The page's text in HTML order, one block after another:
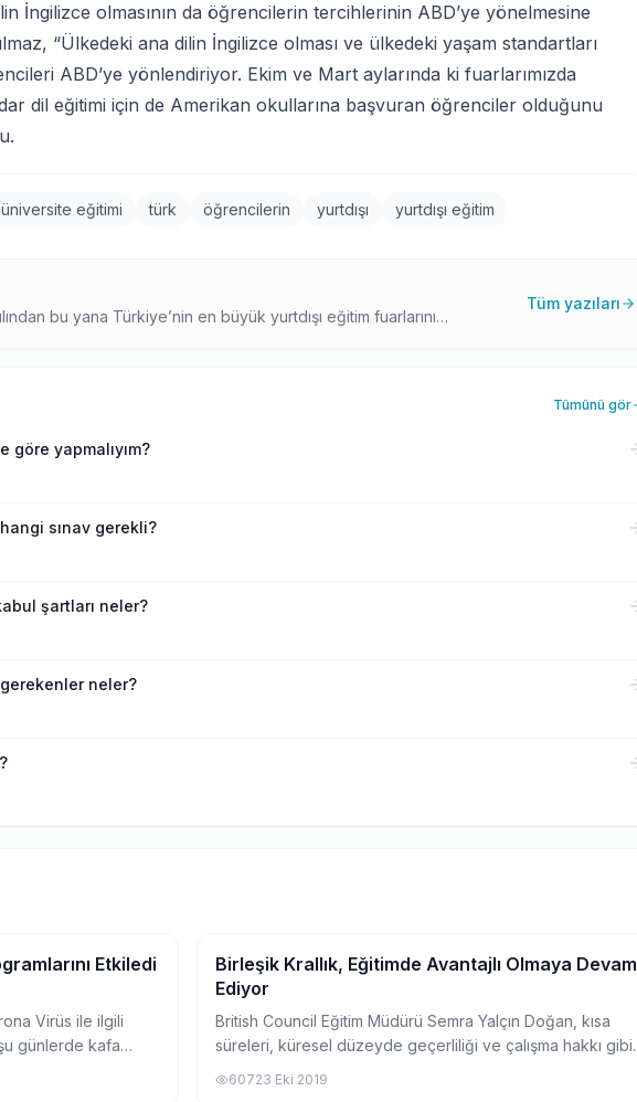
İngilizce olmasının da öğrencilerin tercihlerinin ABD’ye yönelmesine
“Ülkedeki ana dilin İngilizce olması ve ülkedeki yaşam standartları
ABD’ye yönlendiriyor. Ekim ve Mart aylarında ki fuarlarımızda
dil eğitimi için de Amerikan okullarına başvuran öğrenciler olduğunu
üniversite eğitimi türk öğrencilerin yurtdışı yurtdışı eğitim
bu yana Türkiye’nin en büyük yurtdışı eğitim fuarlarını
Tüm yazıları
Tümünü gör
göre yapmalıyım?
sınav gerekli?
şartları neler?
neler?
Etkiledi
Virüs ile ilgili
günlerde kafa
Yurtdışında Üniversite
Birleşik Krallık, Eğitimde Avantajlı Olmaya Devam
Ediyor
British Council Eğitim Müdürü Semra Yalçın Doğan, kısa
süreleri, küresel düzeyde geçerliliği ve çalışma hakkı gibi
60723 Eki 2019